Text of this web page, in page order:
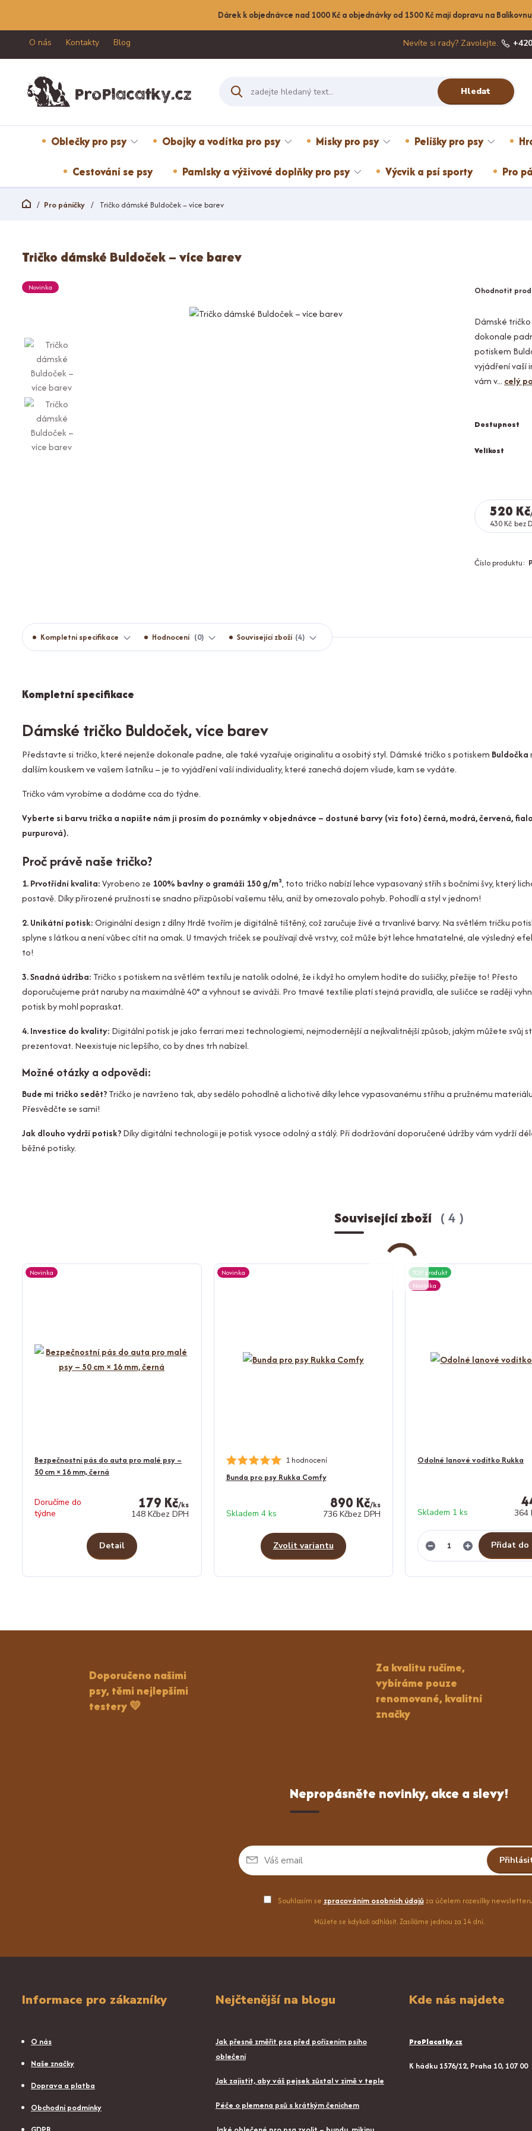
Dárek k objednávce nad 1000 Kč a objednávky od 1500 Kč mají dopravu na
O nás Kontakty Blog
Hledat
Nevíte si rady? Zavolejte.
Oblečky pro psy Obojky a vodítka pro psy Misky pro psy Pelíšky pro psy
Cestování se psy Pamlsky a výživové doplňky pro psy Výcvik a psí sporty Pro
Pro páníčky Tričko dámské Buldoček – více barev
Tričko dámské Buldoček – více barev
Novinka Ohodnotit
Dámské
dokonale
potiskem
vyjádření vaší
vám v...celý
Dostupnost
Velikost
520 Kč
430 Kč bez
Číslo produktu:
Kompletní specifikace Hodnocení 0 Související zboží 4
Kompletní specifikace
Dámské tričko Buldoček, více barev
Představte si tričko, které nejenže dokonale padne, ale také vyzařuje originalitu a osobitý styl. Dámské tričko s potiskem Buldočka
dalším kouskem ve vašem šatníku – je to vyjádření vaší individuality, které zanechá dojem všude, kam se vydáte.
Tričko vám vyrobíme a dodáme cca do týdne.
Vyberte si barvu trička a napište nám ji prosím do poznámky v objednávce – dostuné barvy (viz foto) černá, modrá, červená,
purpurová).
Proč právě naše tričko?
1. Prvotřídní kvalita:Vyrobeno ze 100% bavlny o gramáži 150 g/m², toto tričko nabízí lehce vypasovaný střih s bočními švy, který
postavě. Díky přirozené pružnosti se snadno přizpůsobí vašemu tělu, aniž by omezovalo pohyb. Pohodlí a styl v jednom!
2. Unikátní potisk:Originální design z dílny Hrdě tvořím je digitálně tištěný, což zaručuje živé a trvanlivé barvy. Na světlém tričku
splyne s látkou a není vůbec cítit na omak. U tmavých triček se používají dvě vrstvy, což může být lehce hmatatelné, ale výsledný
to!
3. Snadná údržba: Tričko s potiskem na světlém textilu je natolik odolné, že i když ho omylem hodíte do sušičky, přežije to! Přesto
doporučujeme prát naruby na maximálně 40° a vyhnout se aviváži. Pro tmavé textilie platí stejná pravidla, ale sušičce se raději
potisk by mohl popraskat.
4. Investice do kvality: Digitální potisk je jako ferrari mezi technologiemi, nejmodernější a nejkvalitnější způsob, jakým můžete svůj
prezentovat. Neexistuje nic lepšího, co by dnes trh nabízel.
Možné otázky a odpovědi:
Bude mi tričko sedět?Tričko je navrženo tak, aby sedělo pohodlně a lichotivě díky lehce vypasovanému střihu a pružnému
Přesvědčte se sami!
Jak dlouho vydrží potisk?Díky digitální technologii je potisk vysoce odolný a stálý. Při dodržování doporučené údržby vám vydrží
běžné potisky.
Související zboží 4
Novinka
Bezpečnostní pás do auta pro malé psy –
50 cm × 16 mm, černá
179 Kč/ks
148 Kčbez DPH
Doručíme do
týdne
Detail
Novinka
1 hodnocení
Bunda pro psy Rukka Comfy
890 Kč/ks
736 Kčbez DPH
Skladem 4 ks
Zvolit variantu
TOP produkt
Novinka
Odolné lanové vodítko Rukka
364
Skladem 1 ks
Přidat do
Doporučeno našimi
psy, těmi nejlepšími
testery 💛
Za kvalitu ručíme,
vybíráme pouze
renomované, kvalitní
značky
Nepropásněte novinky, akce a slevy!
Souhlasím se zpracováním osobních údajůza účelem rozesílky
Můžete se kdykoli odhlásit. Zasíláme jednou za 14 dní.
Informace pro zákazníky
O nás
Naše značky
Doprava a platba
Obchodní podmínky
Nejčtenější na blogu
Jak přesně změřit psa před pořízením psího
oblečení
Jak zajistit, aby váš pejsek zůstal v zimě v teple
Péče o plemena psů s krátkým čenichem
Kde nás najdete
ProPlacatky.cz
K hádku 1576/12, Praha 10, 107 00